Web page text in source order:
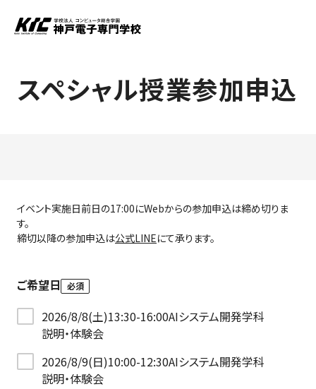
スペシャル授業参加申込
イベント実施日前日の17:00にWebからの参加申込は締め切りま
す。
締切以降の参加申込は公式LINEにて承ります。
ご希望日 必須
2026/8/8(土)13:30-16:00AIシステム開発学科
説明・体験会
2026/8/9(日)10:00-12:30AIシステム開発学科
説明・体験会